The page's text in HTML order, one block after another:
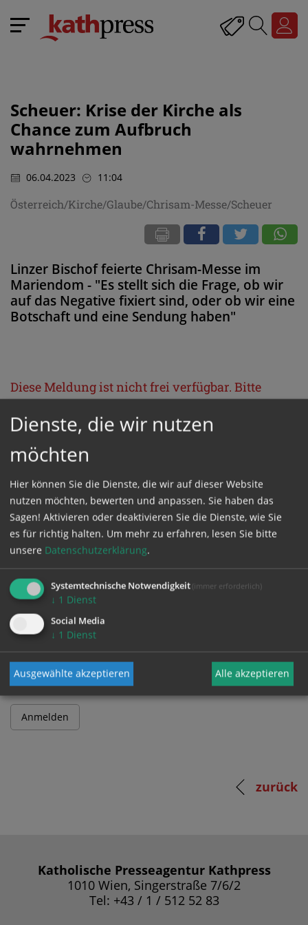
Scheuer: Krise der Kirche als
Chance zum Aufbruch
wahrnehmen
06.04.2023 11:04
Österreich/Kirche/Glaube/Chrisam-Messe/Scheuer
Linzer Bischof feierte Chrisam-Messe im
Mariendom - "Es stellt sich die Frage, ob wir
auf das Negative fixiert sind, oder ob wir eine
Botschaft und eine Sendung haben"
Diese Meldung ist nicht frei verfügbar. Bitte
ProduktKathpress_online.
GESCHÜTZTER BEREICH
Bitte melden Sie sich mit Ihrem Benutzernamen
und Passwort an.
Benutzername
Passwort
zurück
Katholische Presseagentur Kathpress
1010 Wien, Singerstraße 7/6/2
Tel: +43 / 1 / 512 52 83
Dienste, die wir nutzen
möchten
Hier können Sie die Dienste, die wir auf dieser Website
nutzen möchten, bewerten und anpassen. Sie haben das
Sagen! Aktivieren oder deaktivieren Sie die Dienste, wie Sie
es für richtig halten. Um mehr zu erfahren, lesen Sie bitte
unsere Datenschutzerklärung.
Systemtechnische Notwendigkeit (immer erforderlich)
↓ 1 Dienst
Social Media
↓ 1 Dienst
Ausgewählte akzeptieren Alle akzeptieren